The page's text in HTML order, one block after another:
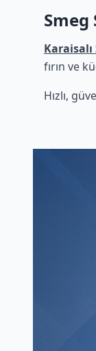
Smeg
Karaisalı
fırın ve
Hızlı,